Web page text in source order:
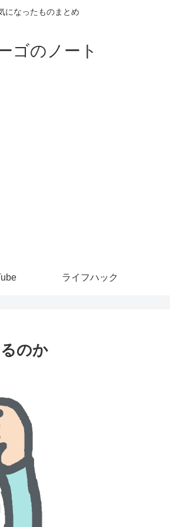
になったものまとめ
ゴのノート
ライフハック
のか